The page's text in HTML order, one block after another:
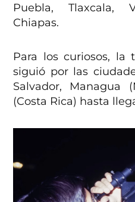
Puebla, Tlaxcala,
Chiapas.
Para los curiosos, la
siguió por las
Salvador, Managua
(Costa Rica) hasta